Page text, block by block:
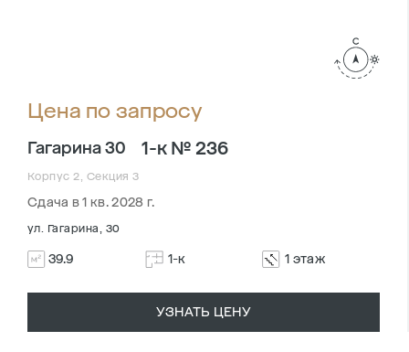
Цена по запросу
Гагарина 30 1-к № 236
Корпус 2, Секция 3
Сдача в 1 кв. 2028 г.
ул. Гагарина, 30
39.9 1-к 1 этаж
УЗНАТЬ ЦЕНУ